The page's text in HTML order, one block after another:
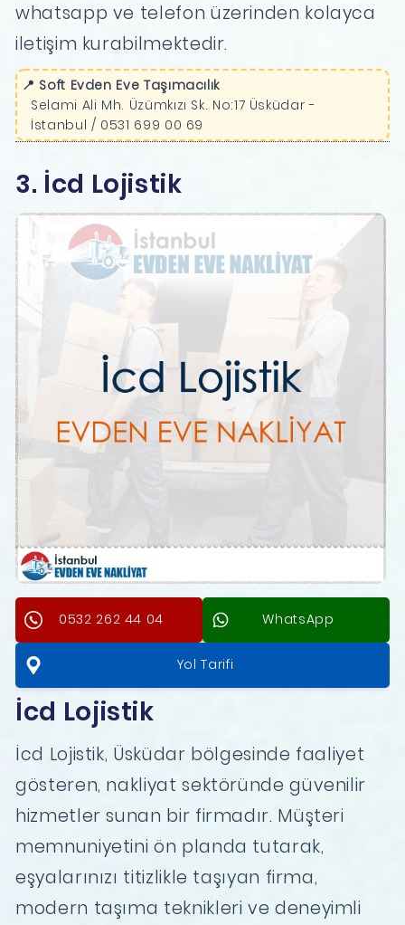
whatsapp ve telefon üzerinden kolayca
iletişim kurabilmektedir.
📍 Soft Evden Eve Taşımacılık
Selami Ali Mh. Üzümkızı Sk. No:17 Üsküdar -
İstanbul / 0531 699 00 69
3. İcd Lojistik
0532 262 44 04 WhatsApp
Yol Tarifi
İcd Lojistik
İcd Lojistik, Üsküdar bölgesinde faaliyet
gösteren, nakliyat sektöründe güvenilir
hizmetler sunan bir firmadır. Müşteri
memnuniyetini ön planda tutarak,
eşyalarınızı titizlikle taşıyan firma,
modern taşıma teknikleri ve deneyimli